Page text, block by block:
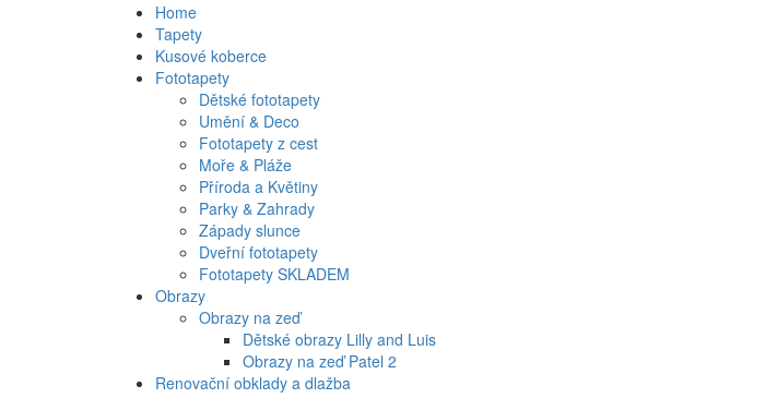
Home
Tapety
Kusové koberce
Fototapety
Dětské fototapety
Umění & Deco
Fototapety z cest
Moře & Pláže
Příroda a Květiny
Parky & Zahrady
Západy slunce
Dveřní fototapety
Fototapety SKLADEM
Obrazy
Obrazy na zeď
Dětské obrazy Lilly and Luis
Obrazy na zeď Patel 2
Renovační obklady a dlažba